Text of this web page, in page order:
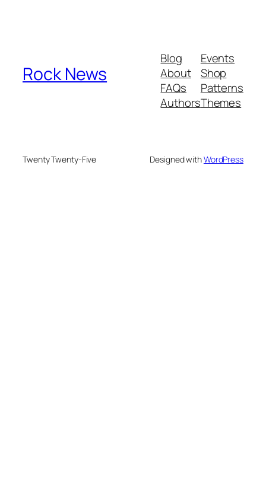
Rock News
Blog
About
FAQs
Authors
Events
Shop
Patterns
Themes
Twenty Twenty-Five Designed withWordPress